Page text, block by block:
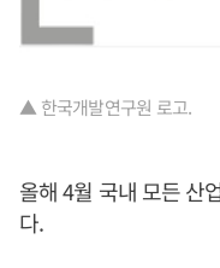
▲ 한국개발연구원 로고.
올해 4월 국내 모든 산
다.